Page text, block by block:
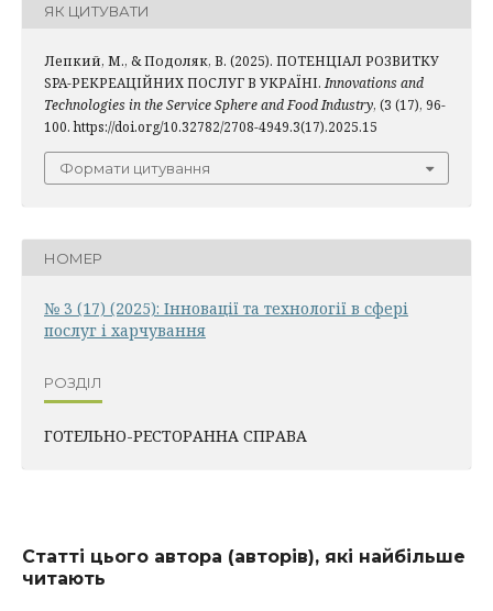
ЯК ЦИТУВАТИ
Лепкий, М., & Подоляк, В. (2025). ПОТЕНЦІАЛ РОЗВИТКУ
SPA-РЕКРЕАЦІЙНИХ ПОСЛУГ В УКРАЇНІ.Innovations and
Technologies in the Service Sphere and Food Industry, (3 (17), 96-
100. https://doi.org/10.32782/2708-4949.3(17).2025.15
Формати цитування
НОМЕР
№ 3 (17) (2025): Інновації та технології в сфері
послуг і харчування
РОЗДІЛ
ГОТЕЛЬНО-РЕСТОРАННА СПРАВА
Статті цього автора (авторів), які найбільше
читають